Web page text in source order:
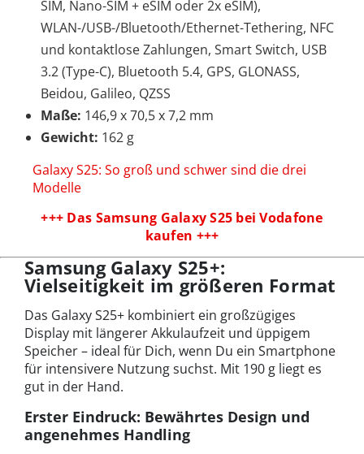
SIM, Nano-SIM + eSIM oder 2x eSIM),
WLAN-/USB-/Bluetooth/Ethernet-Tethering, NFC
und kontaktlose Zahlungen, Smart Switch, USB
3.2 (Type-C), Bluetooth 5.4, GPS, GLONASS,
Beidou, Galileo, QZSS
Maße: 146,9 x 70,5 x 7,2 mm
Gewicht: 162 g
Galaxy S25: So groß und schwer sind die drei
Modelle
+++ Das Samsung Galaxy S25 bei Vodafone
kaufen +++
Samsung Galaxy S25+:
Vielseitigkeit im größeren Format
Das Galaxy S25+ kombiniert ein großzügiges
Display mit längerer Akkulaufzeit und üppigem
Speicher – ideal für Dich, wenn Du ein Smartphone
für intensivere Nutzung suchst. Mit 190 g liegt es
gut in der Hand.
Erster Eindruck: Bewährtes Design und
angenehmes Handling